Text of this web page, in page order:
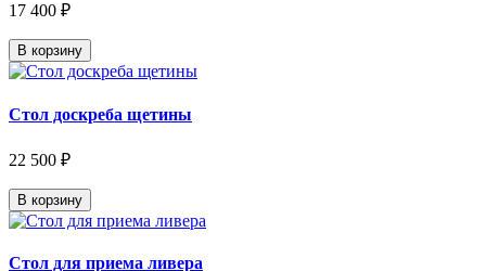
17 400 ₽
В корзину
Стол доскреба щетины
22 500 ₽
В корзину
Стол для приема ливера